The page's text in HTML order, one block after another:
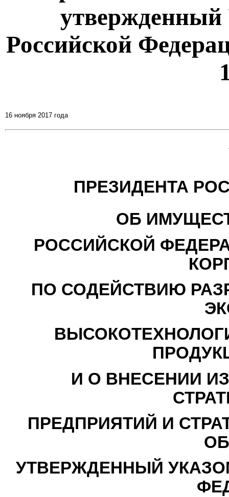
утвержденный
Российской
16 ноября 2017 года
ПРЕЗИДЕНТА
ОБ
РОССИЙСКОЙ
ПО СОДЕЙСТВИЮ
И О ВНЕСЕНИИ
ПРЕДПРИЯТИЙ И
УТВЕРЖДЕННЫЙ